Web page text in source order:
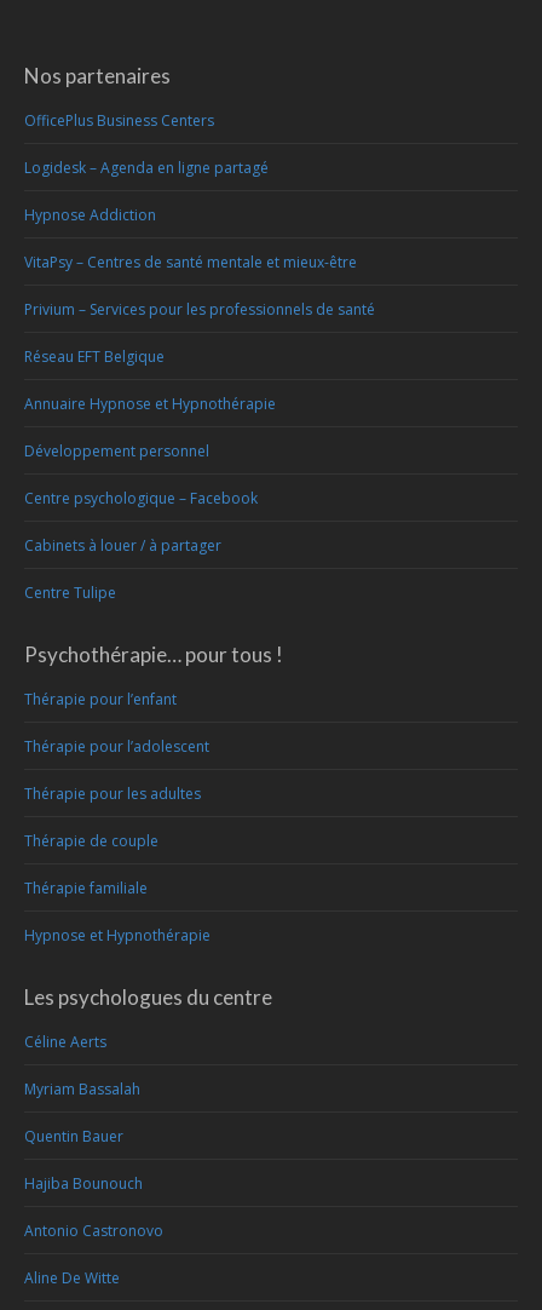
Nos partenaires
OfficePlus Business Centers
Logidesk – Agenda en ligne partagé
Hypnose Addiction
VitaPsy – Centres de santé mentale et mieux-être
Privium – Services pour les professionnels de santé
Réseau EFT Belgique
Annuaire Hypnose et Hypnothérapie
Développement personnel
Centre psychologique – Facebook
Cabinets à louer / à partager
Centre Tulipe
Psychothérapie… pour tous !
Thérapie pour l’enfant
Thérapie pour l’adolescent
Thérapie pour les adultes
Thérapie de couple
Thérapie familiale
Hypnose et Hypnothérapie
Les psychologues du centre
Céline Aerts
Myriam Bassalah
Quentin Bauer
Hajiba Bounouch
Antonio Castronovo
Aline De Witte